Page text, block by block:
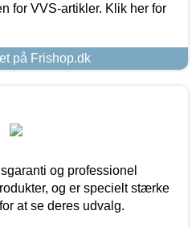
for VVS-artikler. Klik her for
på Frishop.dk
og professionel
og er specielt stærke
at se deres udvalg.